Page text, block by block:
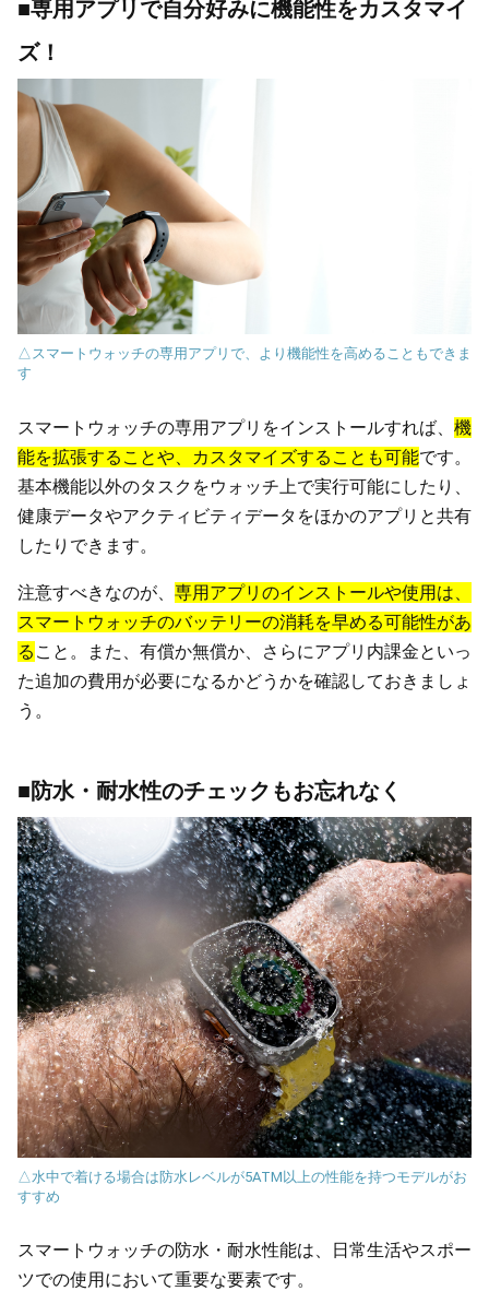
■専用アプリで自分好みに機能性をカスタマイ
ズ！
△スマートウォッチの専用アプリで、より機能性を高めることもできま
す
スマートウォッチの専用アプリをインストールすれば、 機
能を拡張することや、カスタマイズすることも可能です。
基本機能以外のタスクをウォッチ上で実行可能にしたり、
健康データやアクティビティデータをほかのアプリと共有
したりできます。
注意すべきなのが、 専用アプリのインストールや使用は、
スマートウォッチのバッテリーの消耗を早める可能性があ
る こと。また、有償か無償か、さらにアプリ内課金といっ
た追加の費用が必要になるかどうかを確認しておきましょ
う。
■防水・耐水性のチェックもお忘れなく
△水中で着ける場合は防水レベルが5ATM以上の性能を持つモデルがお
すすめ
スマートウォッチの防水・耐水性能は、日常生活やスポー
ツでの使用において重要な要素です。